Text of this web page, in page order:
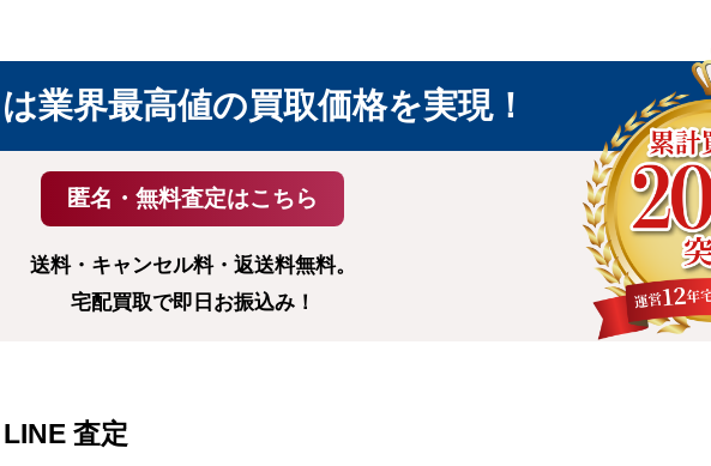
業界最高値の買取価格を実現！
送料・キャンセル料・返送料無料。
宅配買取で即日お振込み！
査定